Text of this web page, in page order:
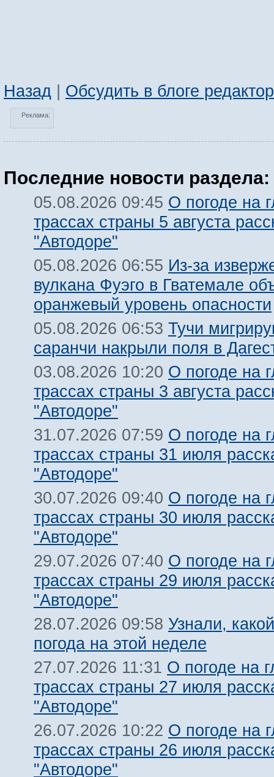
Назад | Обсудить в блоге
Реклама:
Последние новости раздела:
05.08.2026 09:45 О погоде на
трассах страны 5 августа
"Автодоре"
05.08.2026 06:55 Из-за
вулкана Фуэго в Гватемале
оранжевый уровень опасности
05.08.2026 06:53 Тучи
саранчи накрыли поля в
03.08.2026 10:20 О погоде на
трассах страны 3 августа
"Автодоре"
31.07.2026 07:59 О погоде на
трассах страны 31 июля
"Автодоре"
30.07.2026 09:40 О погоде на
трассах страны 30 июля
"Автодоре"
29.07.2026 07:40 О погоде на
трассах страны 29 июля
"Автодоре"
28.07.2026 09:58 Узнали,
погода на этой неделе
27.07.2026 11:31 О погоде на
трассах страны 27 июля
"Автодоре"
26.07.2026 10:22 О погоде на
трассах страны 26 июля
"Автодоре"